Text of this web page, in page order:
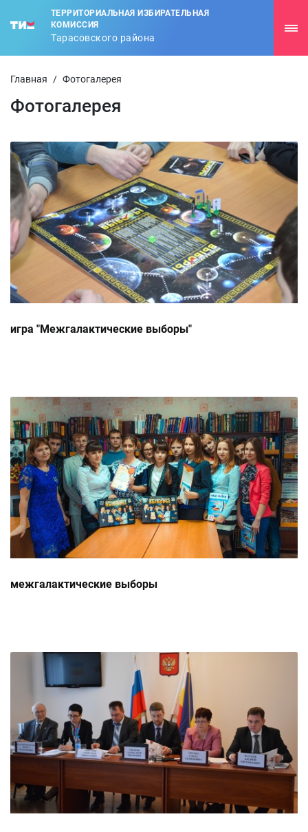
ТЕРРИТОРИАЛЬНАЯ ИЗБИРАТЕЛЬНАЯ
КОМИССИЯ
Тарасовского района
Главная / Фотогалерея
Фотогалерея
игра "Межгалактические выборы"
межгалактические выборы